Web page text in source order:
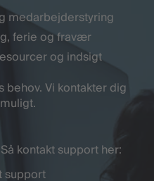
medarbejderstyring
ferie og fravær
og indsigt
Vi kontakter dig
kontakt support her:
support